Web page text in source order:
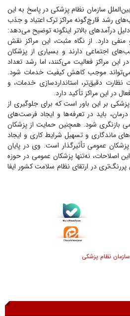
سازمان نظام پزشکی در پاسخ به این
رشد قارچ‌گونه مراکز ترک اعتیاد و جذب
درآمد‌های بالاتر اینگونه توضیح می‌دهد:
دارد. از نگاه مثبت، این مراکز نقش
اجتماعی دارند و بسیاری از پزشکان
مراکز فعالیت می‌کنند، اما رشد تعداد
می‌تواند موجب کاهش کیفیت خدمات شود.
دقیق‌تر، استانداردسازی خدمات، و
در این مراکز تأکید دارد.
بر این باور است که برای جلوگیری از
باید در تعرفه‌ها و ایجاد فرصت‌های
بازنگری شود. همچنین حمایت از پزشکان
ماندگاری و تسهیل شرایط کاری و ایجاد
عمومی تأثیرگذار است. وی در پایان
اصلاحات، نه‌تنها پزشکان عمومی در حوزه
در ارتقای نظام سلامت کشور ایفا
سازمان نظام پزشکی